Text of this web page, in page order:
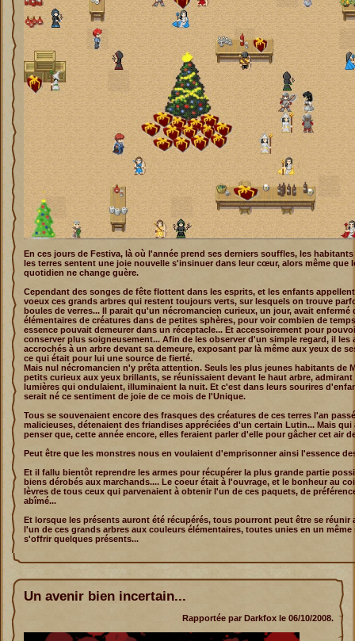
En ces jours de Festiva, là où l'année prend ses derniers souffles, les
les terres sentent une joie nouvelle s'insinuer dans leur cœur, alors même que
quotidien ne change guère.
Cependant des songes de fête flottent dans les esprits, et les enfants
voeux ces grands arbres qui restent toujours verts, sur lesquels on trouve
boules de verres... Il parait qu'un nécromancien curieux, un jour, avait enfermé
élémentaires de créatures dans de petites sphères, pour voir combien de
essence pouvait demeurer dans un réceptacle... Et accessoirement pour
conserver plus soigneusement... Afin de les observer d'un simple regard, il les
accrochés à un arbre devant sa demeure, exposant par là même aux yeux de
ce qui était pour lui une source de fierté.
Mais nul nécromancien n'y prêta attention. Seuls les plus jeunes habitants de
petits curieux aux yeux brillants, se réunissaient devant le haut arbre, admirant
lumières qui ondulaient, illuminaient la nuit. Et c'est dans leurs sourires
serait né ce sentiment de joie de ce mois de l'Unique.
Tous se souvenaient encore des frasques des créatures de ces terres l'an
malicieuses, détenaient des friandises appréciées d'un certain Lutin... Mais qui
penser que, cette année encore, elles feraient parler d'elle pour gâcher cet air
Peut être que les monstres nous en voulaient d'emprisonner ainsi l'essence
Et il fallu bientôt reprendre les armes pour récupérer la plus grande partie
biens dérobés aux marchands.... Le coeur était à l'ouvrage, et le bonheur au
lèvres de tous ceux qui parvenaient à obtenir l'un de ces paquets, de
abîmé...
Et lorsque les présents auront été récupérés, tous pourront peut être se réunir
l'un de ces grands arbres aux couleurs élémentaires, toutes unies en un même
s'offrir quelques présents...
Un avenir bien incertain...
Rapportée par Darkfox le 06/10/2008.